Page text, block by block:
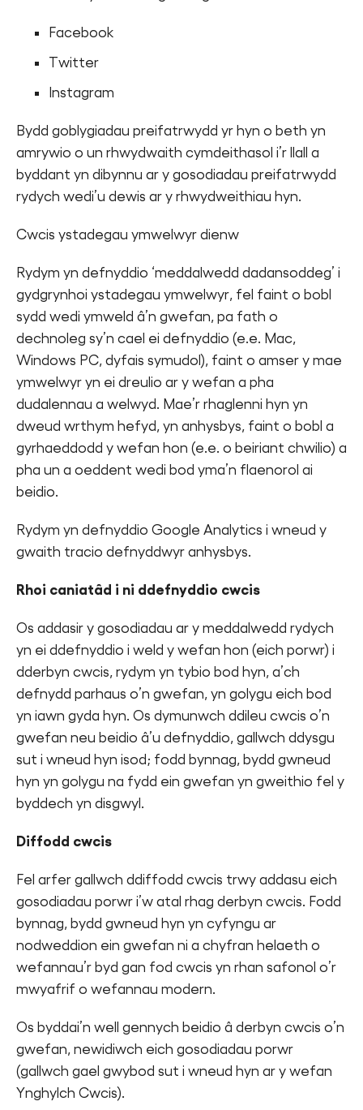
Facebook
Twitter
Instagram
Bydd goblygiadau preifatrwydd yr hyn o beth yn
amrywio o un rhwydwaith cymdeithasol i’r llall a
byddant yn dibynnu ar y gosodiadau preifatrwydd
rydych wedi’u dewis ar y rhwydweithiau hyn.
Cwcis ystadegau ymwelwyr dienw
Rydym yn defnyddio ‘meddalwedd dadansoddeg’ i
gydgrynhoi ystadegau ymwelwyr, fel faint o bobl
sydd wedi ymweld â’n gwefan, pa fath o
dechnoleg sy’n cael ei defnyddio (e.e. Mac,
Windows PC, dyfais symudol), faint o amser y mae
ymwelwyr yn ei dreulio ar y wefan a pha
dudalennau a welwyd. Mae’r rhaglenni hyn yn
dweud wrthym hefyd, yn anhysbys, faint o bobl a
gyrhaeddodd y wefan hon (e.e. o beiriant chwilio) a
pha un a oeddent wedi bod yma’n flaenorol ai
beidio.
Rydym yn defnyddio Google Analytics i wneud y
gwaith tracio defnyddwyr anhysbys.
Rhoi caniatâd i ni ddefnyddio cwcis
Os addasir y gosodiadau ar y meddalwedd rydych
yn ei ddefnyddio i weld y wefan hon (eich porwr) i
dderbyn cwcis, rydym yn tybio bod hyn, a’ch
defnydd parhaus o’n gwefan, yn golygu eich bod
yn iawn gyda hyn. Os dymunwch ddileu cwcis o’n
gwefan neu beidio â’u defnyddio, gallwch ddysgu
sut i wneud hyn isod; fodd bynnag, bydd gwneud
hyn yn golygu na fydd ein gwefan yn gweithio fel y
byddech yn disgwyl.
Diffodd cwcis
Fel arfer gallwch ddiffodd cwcis trwy addasu eich
gosodiadau porwr i’w atal rhag derbyn cwcis. Fodd
bynnag, bydd gwneud hyn yn cyfyngu ar
nodweddion ein gwefan ni a chyfran helaeth o
wefannau’r byd gan fod cwcis yn rhan safonol o’r
mwyafrif o wefannau modern.
Os byddai’n well gennych beidio â derbyn cwcis o’n
gwefan, newidiwch eich gosodiadau porwr
(gallwch gael gwybod sut i wneud hyn ar y wefan
Ynghylch Cwcis).